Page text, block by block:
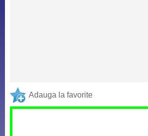
Adauga la favorite